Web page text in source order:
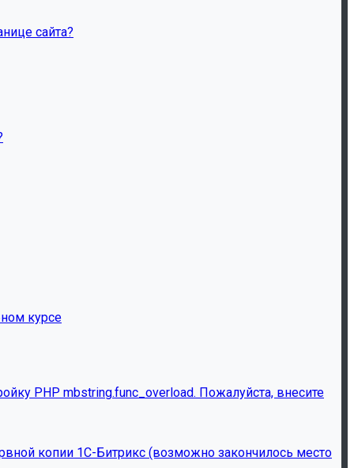
сайта?
курсе
PHP mbstring.func_overload. Пожалуйста, внесите
копии 1С-Битрикс (возможно закончилось место